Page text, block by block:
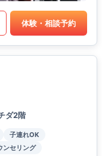
体験・相談予約
ダ2階
子連れOK
ンセリング